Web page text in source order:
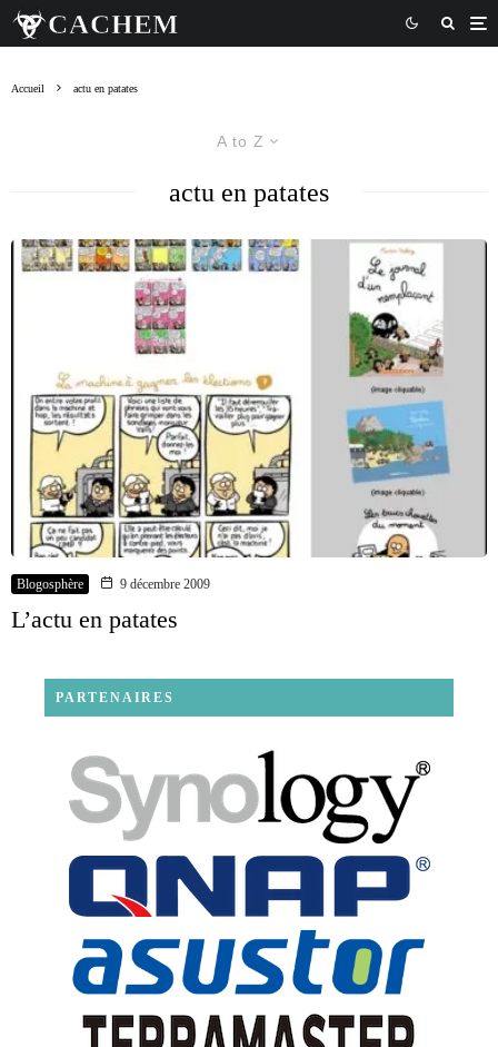
Accueil actu en patates
A to Z
actu en patates
Blogosphère 9 décembre 2009
L’actu en patates
PARTENAIRES